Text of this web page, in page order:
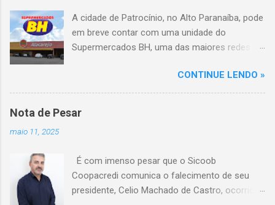
A cidade de Patrocínio, no Alto Paranaíba, pode
em breve contar com uma unidade do
Supermercados BH, uma das maiores redes do
o braço mineiro da rede Bretas por R$ 716
milhões, conforme anunciado na última sexta-
Guimarães, 455, no bairro Santo Antônio. Com
a aquisição, existe a possibilidade de que essa
unidade seja convertida em um Supermercados
CONTINUE LENDO »
Nota de Pesar
maio 11, 2025
É com imenso pesar que o Sicoob
Coopacredi comunica o falecimento de seu
presidente, Celio Machado de Castro, ocorrido